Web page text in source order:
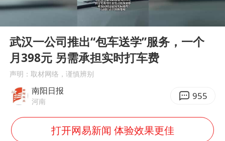
女孩摆摊卖菌子时收到北大通知书
改名后的“青海拉面”店
公司“上四休三”但要降薪1000元
男子杀人后逃进深山21年活得像野人
70多岁父亲独自坐车到上海看望女儿
Play
武汉一公司推出“包车送学”服务，一个
月398元 另需承担实时打车费
声明：取材网络，谨慎辨别
南阳日报
河南 955
打开网易新闻 体验效果更佳